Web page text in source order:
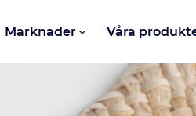
Marknader Våra